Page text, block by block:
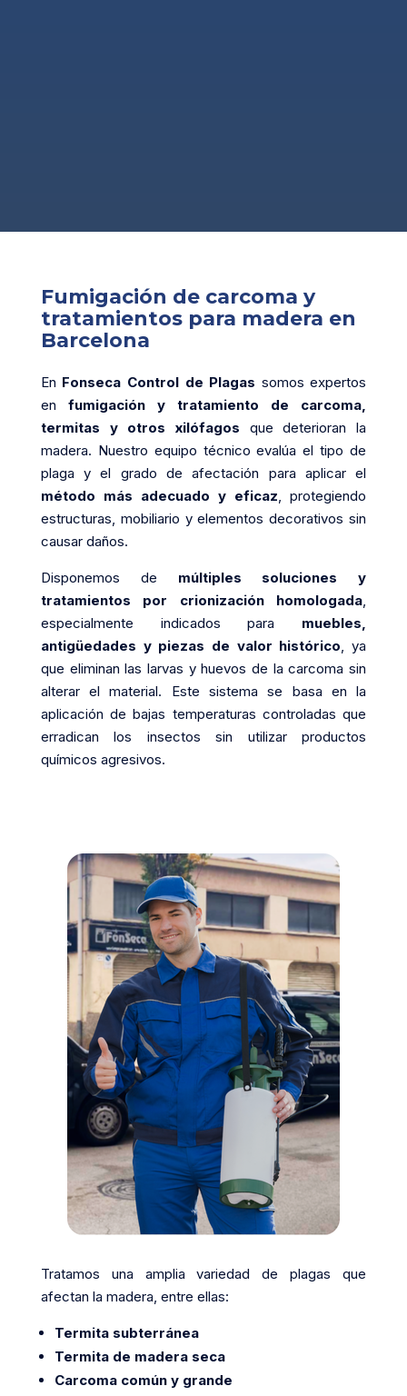
Fumigación de carcoma y
tratamientos para madera en
Barcelona
En Fonseca Control de Plagas somos expertos
en fumigación y tratamiento de carcoma,
termitas y otros xilófagos que deterioran la
madera. Nuestro equipo técnico evalúa el tipo de
plaga y el grado de afectación para aplicar el
método más adecuado y eficaz, protegiendo
estructuras, mobiliario y elementos decorativos sin
causar daños.
Disponemos de múltiples soluciones y
tratamientos por crionización homologada,
especialmente indicados para muebles,
antigüedades y piezas de valor histórico, ya
que eliminan las larvas y huevos de la carcoma sin
alterar el material. Este sistema se basa en la
aplicación de bajas temperaturas controladas que
erradican los insectos sin utilizar productos
químicos agresivos.
Tratamos una amplia variedad de plagas que
afectan la madera, entre ellas:
Termita subterránea
Termita de madera seca
Carcoma común y grande